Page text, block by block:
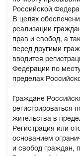
Российской
В целях
реализации
прав и свобод, а
перед другими
вводится
Федерации по
пределах
Граждане
регистрироваться
жительства в
Регистрация или
основанием
и свобод граждан,